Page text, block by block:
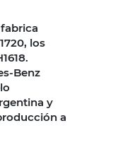
los
Benz
y
a